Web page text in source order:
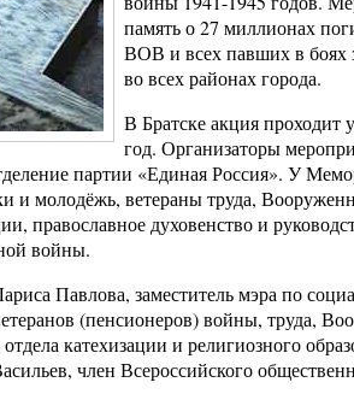
память о 27 миллионах
ВОВ и всех павших в боях
во всех районах города.
В Братске акция проходит
год. Организаторы
партии «Единая Россия». У
и молодёжь, ветераны труда,
православное духовенство и
войны.
Павлова, заместитель мэра по
(пенсионеров) войны, труда,
катехизации и религиозного
член Всероссийского